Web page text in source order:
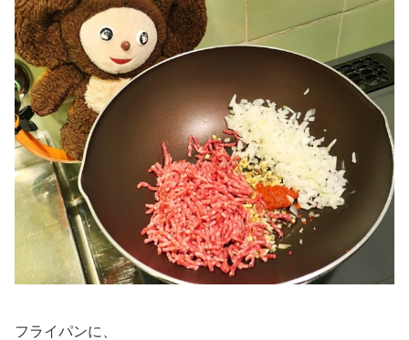
フライパンに、